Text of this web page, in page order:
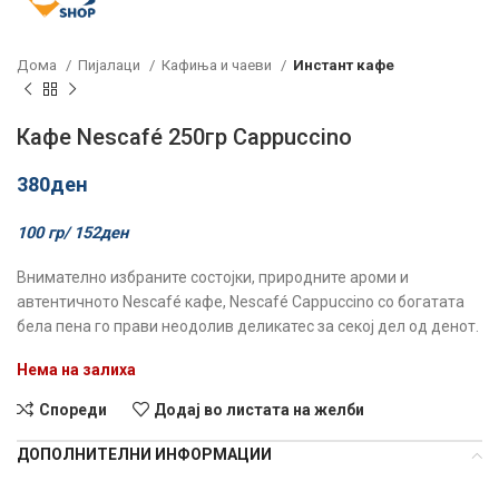
Дома Пијалаци Кафиња и чаеви Инстант кафе
Кафе Nescafé 250гр Cappuccino
380ден
100 гр/ 152ден
Внимателно избраните состојки, природните ароми и
автентичното Nescafé кафе, Nescafé Cappuccino со богатата
бела пена го прави неодолив деликатес за секој дел од денот.
Нема на залиха
Спореди Додај во листата на желби
ДОПОЛНИТЕЛНИ ИНФОРМАЦИИ